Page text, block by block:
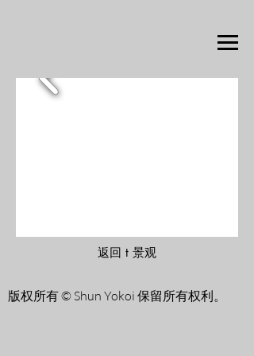
返回 t 景观
版权所有 © Shun Yokoi 保留所有权利。